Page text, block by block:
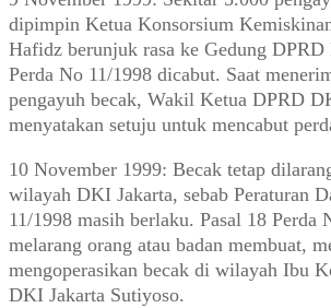
dipimpin Ketua Konsorsium
Hafidz berunjuk rasa ke Gedung
Perda No 11/1998 dicabut. Saat
pengayuh becak, Wakil Ketua DPRD
menyatakan setuju untuk mencabut
10 November 1999: Becak tetap
wilayah DKI Jakarta, sebab Peraturan
11/1998 masih berlaku. Pasal 18 Perda
melarang orang atau badan membuat,
mengoperasikan becak di wilayah Ibu
DKI Jakarta Sutiyoso.